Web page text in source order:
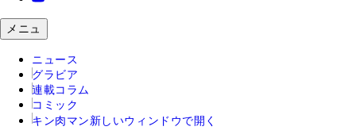
メニュ
ニュース
グラビア
連載コラム
コミック
キン肉マン 新しいウィンドウで開く